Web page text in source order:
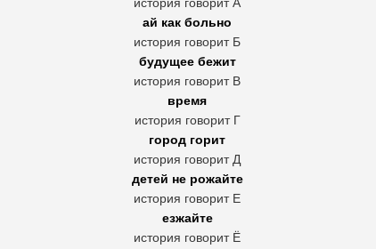
ай как больно
история говорит Б
будущее бежит
история говорит В
время
история говорит Г
город горит
история говорит Д
детей не рожайте
история говорит Е
езжайте
история говорит Ё